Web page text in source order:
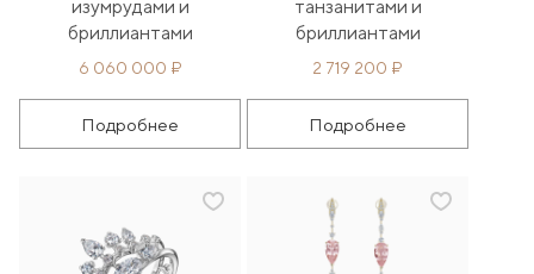
6 060 000 ₽
изумрудами и
бриллиантами
Подробнее
2 719 200 ₽
танзанитами и
бриллиантами
Подробнее